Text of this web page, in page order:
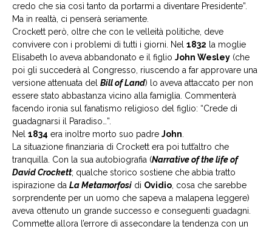
credo che sia così tanto da portarmi a diventare Presidente”.
Ma in realtà, ci penserà seriamente.
Crockett però, oltre che con le velleità politiche, deve
convivere con i problemi di tutti i giorni. Nel 1832 la moglie
Elisabeth lo aveva abbandonato e il figlio John Wesley (che
poi gli succederà al Congresso, riuscendo a far approvare una
versione attenuata del Bill of Land) lo aveva attaccato per non
essere stato abbastanza vicino alla famiglia. Commenterà
facendo ironia sul fanatismo religioso del figlio: “Crede di
guadagnarsi il Paradiso…”.
Nel 1834 era inoltre morto suo padre John
La situazione finanziaria di Crockett era poi tutt’altro che
tranquilla. Con la sua autobiografia (Narrative of the life of
David Crockett; qualche storico sostiene che abbia tratto
ispirazione da La Metamorfosi di Ovidio , cosa che sarebbe
sorprendente per un uomo che sapeva a malapena leggere)
aveva ottenuto un grande successo e conseguenti guadagni.
Commette allora l’errore di assecondare la tendenza con un